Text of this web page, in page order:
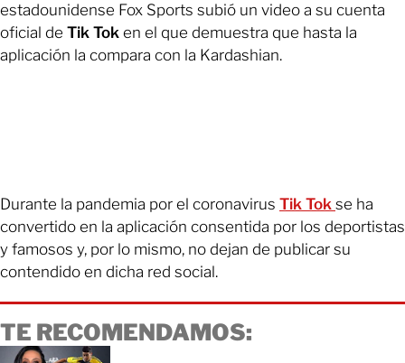
estadounidense Fox Sports subió un video a su cuenta
oficial de Tik Tok en el que demuestra que hasta la
aplicación la compara con la Kardashian.
Durante la pandemia por el coronavirus Tik Tok se ha
convertido en la aplicación consentida por los deportistas
y famosos y, por lo mismo, no dejan de publicar su
contendido en dicha red social.
TE RECOMENDAMOS: